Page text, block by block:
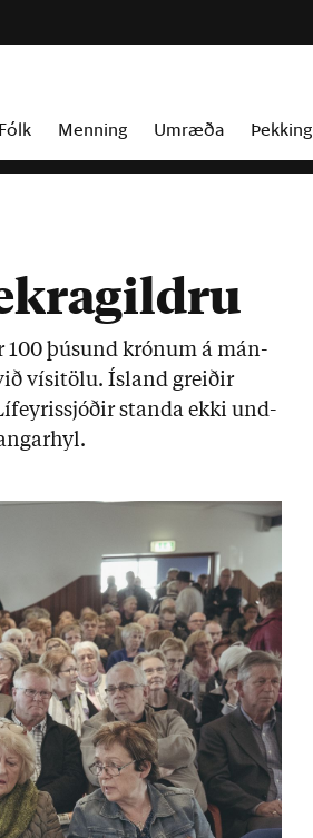
Fólk Menning Umræða Þekking
þús­und krón­um á mán­
vísi­tölu. Ís­land greið­ir
standa ekki und­